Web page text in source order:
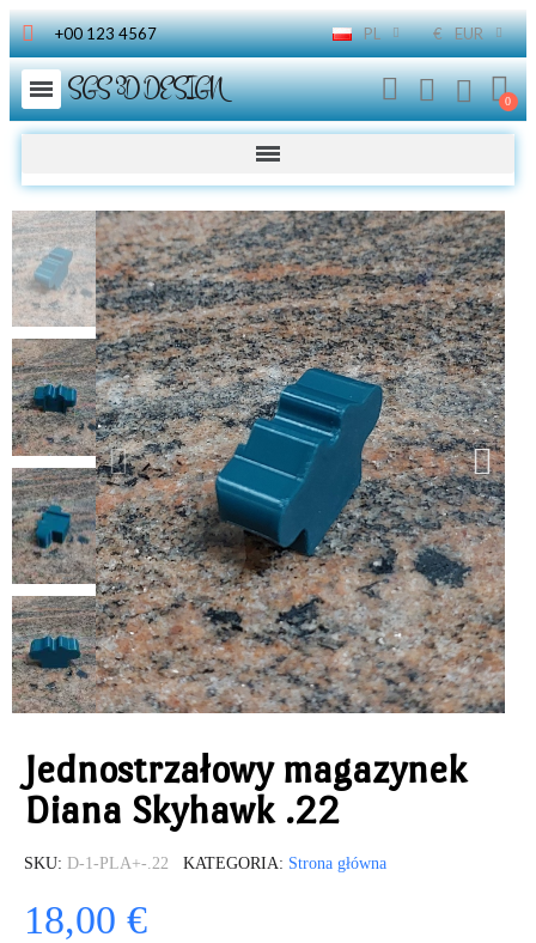
+00 123 4567 PL € EUR
SGS 3D DESIGN
Jednostrzałowy magazynek
Diana Skyhawk .22
SKU D-1-PLA+-.22 KATEGORIA Strona główna
18,00 €